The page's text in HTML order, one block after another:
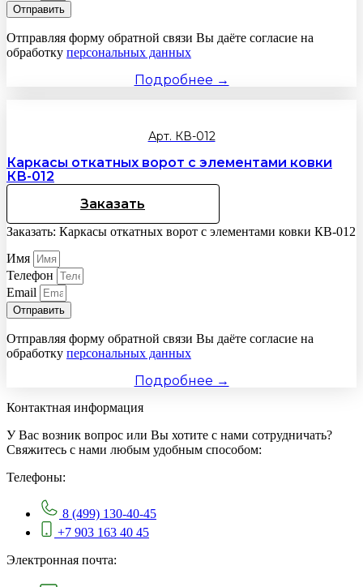
Отправить
Отправляя форму обратной связи Вы даёте согласие на
обработку персональных данных
Подробнее →
Арт. КВ-012
Каркасы откатных ворот с элементами ковки
КВ-012
Заказать
Заказать: Каркасы откатных ворот с элементами ковки КВ-012
Имя
Телефон
Email
Отправить
Отправляя форму обратной связи Вы даёте согласие на
обработку персональных данных
Подробнее →
Контактная информация
У Вас возник вопрос или Вы хотите с нами сотрудничать?
Свяжитесь с нами любым удобным способом:
Телефоны:
8 (499) 130-40-45
+7 903 163 40 45
Электронная почта: